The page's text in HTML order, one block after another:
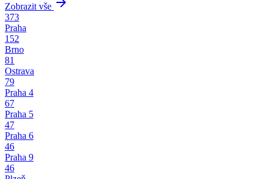
Zobrazit vše
373
Praha
152
Brno
81
Ostrava
79
Praha 4
67
Praha 5
47
Praha 6
46
Praha 9
46